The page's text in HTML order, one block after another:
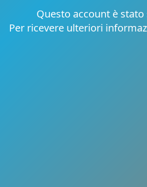
Questo account è stato
Per ricevere ulteriori